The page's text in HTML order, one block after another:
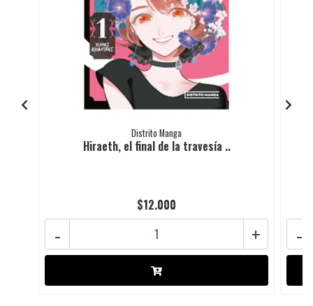
Distrito Manga
Hiraeth, el final de la travesía ..
$12.000
+
- -